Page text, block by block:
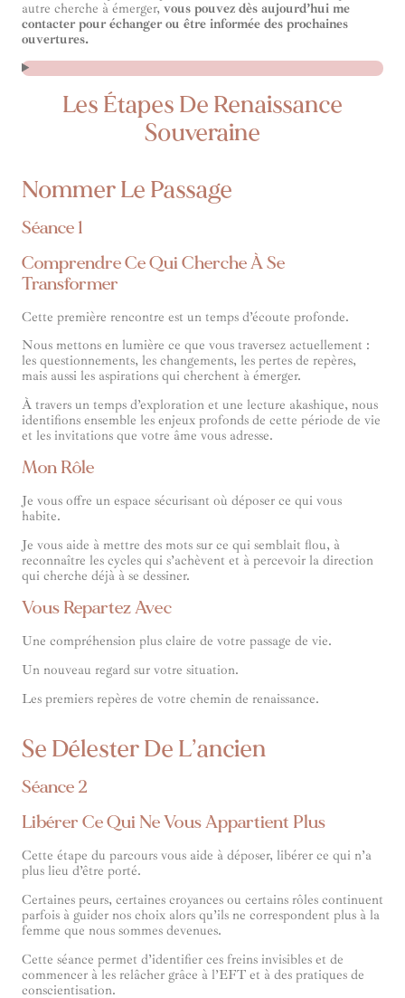
autre cherche à émerger, vous pouvez dès aujourd’hui me
contacter pour échanger ou être informée des prochaines
ouvertures.
Les Étapes De Renaissance
Souveraine
Nommer Le Passage
Séance 1
Comprendre Ce Qui Cherche À Se
Transformer
Cette première rencontre est un temps d’écoute profonde.
Nous mettons en lumière ce que vous traversez actuellement :
les questionnements, les changements, les pertes de repères,
mais aussi les aspirations qui cherchent à émerger.
À travers un temps d’exploration et une lecture akashique, nous
identifions ensemble les enjeux profonds de cette période de vie
et les invitations que votre âme vous adresse.
Mon Rôle
Je vous offre un espace sécurisant où déposer ce qui vous
habite.
Je vous aide à mettre des mots sur ce qui semblait flou, à
reconnaître les cycles qui s’achèvent et à percevoir la direction
qui cherche déjà à se dessiner.
Vous Repartez Avec
Une compréhension plus claire de votre passage de vie.
Un nouveau regard sur votre situation.
Les premiers repères de votre chemin de renaissance.
Se Délester De L’ancien
Séance 2
Libérer Ce Qui Ne Vous Appartient Plus
Cette étape du parcours vous aide à déposer, libérer ce qui n’a
plus lieu d’être porté.
Certaines peurs, certaines croyances ou certains rôles continuent
parfois à guider nos choix alors qu’ils ne correspondent plus à la
femme que nous sommes devenues.
Cette séance permet d’identifier ces freins invisibles et de
commencer à les relâcher grâce à l’EFT et à des pratiques de
conscientisation.